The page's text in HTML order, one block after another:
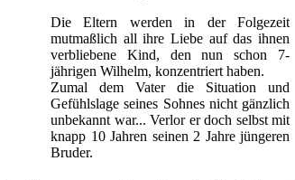
Die Eltern werden in der Folgezeit
mutmaßlich all ihre Liebe auf das ihnen
verbliebene Kind, den nun schon 7-
jährigen Wilhelm, konzentriert haben.
Zumal dem Vater die Situation und
Gefühlslage seines Sohnes nicht gänzlich
unbekannt war... Verlor er doch selbst mit
knapp 10 Jahren seinen 2 Jahre jüngeren
Bruder.